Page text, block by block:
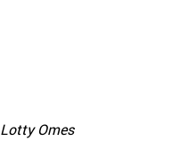
Lotty Omes